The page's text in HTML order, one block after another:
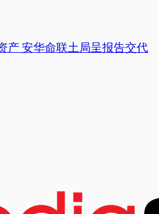
产 安华命联土局呈报告交代